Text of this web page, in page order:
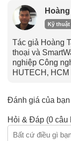
Kỹ thuật
Tác giả Hoàng
thoại và
nghiệp Công
HUTECH, HCM
Đánh giá của bạn
Hỏi & Đáp (0 câu